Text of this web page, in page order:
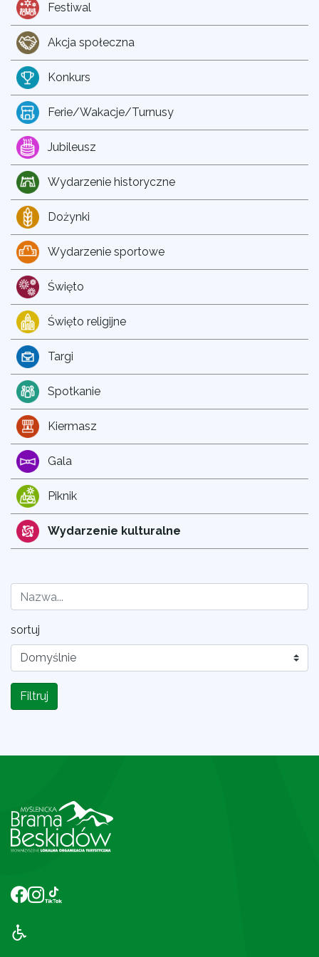
Festiwal
Akcja społeczna
Konkurs
Ferie/Wakacje/Turnusy
Jubileusz
Wydarzenie historyczne
Dożynki
Wydarzenie sportowe
Święto
Święto religijne
Targi
Spotkanie
Kiermasz
Gala
Piknik
Wydarzenie kulturalne
sortuj
Filtruj